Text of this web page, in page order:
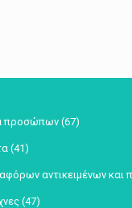
προσώπων (67)
(41)
αντικειμένων και
(47)